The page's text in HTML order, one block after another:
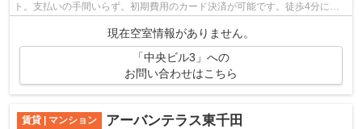
ト。支払いの手間いらず。初期費用のカード決済が可能です。徒歩4分に駅
現在空室情報がありません。
「中央ビル3」への
お問い合わせはこちら
賃貸 | マンション アーバンテラス東千田